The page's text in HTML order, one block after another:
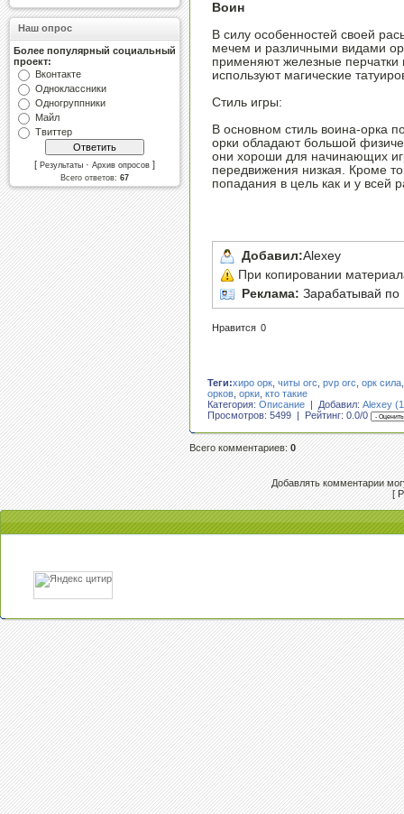
Наш опрос
Более популярный социальный
проект:
Вконтакте
Одноклассники
Одногруппники
Майл
Твиттер
[ Результаты · Архив опросов ]
Всего ответов: 67
Воин
В силу особенностей своей
мечем и различными видами
применяют железные перчатки
используют магические
Стиль игры:
В основном стиль воина-орка
орки обладают большой
они хороши для начинающих
передвижения низкая. Кроме
попадания в цель как и у всей
Добавил:Alexey
При копировании
Реклама: Зарабатывай по
Нравится 0
Теги:хиро орк читы orc pvp orc орк сила
орков орки кто такие
Категория: Описание | Добавил: Alexey
Просмотров: 5499 | Рейтинг: 0.0/0
Всего комментариев:0
Добавлять комментарии
[